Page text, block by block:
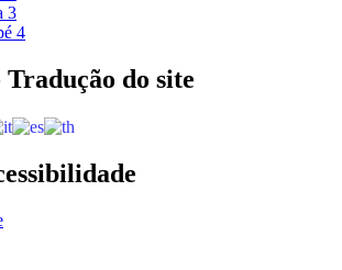
Acesso à informação
3
4
do site